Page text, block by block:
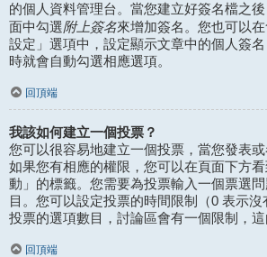
的個人資料管理台。當您建立好簽名檔之
面中勾選附上簽名來增加簽名。您也可以
設定」選項中，設定顯示文章中的個人簽
時就會自動勾選相應選項。
回頂端
我該如何建立一個投票？
您可以很容易地建立一個投票，當您發表或
如果您有相應的權限，您可以在頁面下方
動」的標籤。您需要為投票輸入一個票選
目。您可以設定投票的時間限制（0 表示
投票的選項數目，討論區會有一個限制，這
回頂端